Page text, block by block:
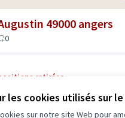
les cookies utilisés sur
sur notre site Web pour
49000 angers
0
retirées